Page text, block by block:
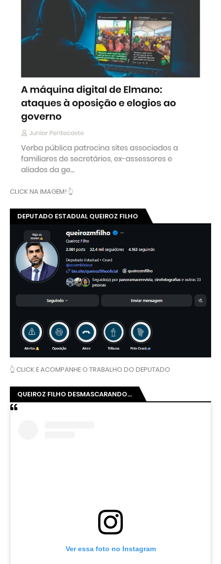
CLICK NA IMAGEM! 👆
DEPUTADO ESTADUAL QUEIROZ FILHO
👆 CLICK E ACOMPANHE O TRABALHO DO DEPUTADO
QUEIROZ FILHO DESMASCARANDO...
Ver essa foto no Instagram